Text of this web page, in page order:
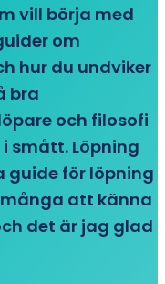
vill börja med
om
hur du undviker
bra
och filosofi
smått. Löpning
guide för löpning
att känna
det är jag glad